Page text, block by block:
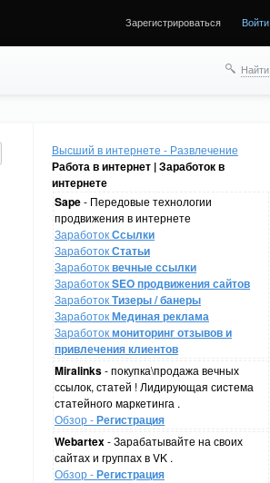
Зарегистрироваться Войти
Найти
Высший в интернете - Развлечение
Работа в интернет | Заработок в
интернете
Sape- Передовые технологии
продвижения в интернете
ЗаработокСсылки
ЗаработокСтатьи
Заработоквечные ссылки
ЗаработокSEO продвижения сайтов
ЗаработокТизеры / банеры
ЗаработокМединая реклама
Заработокмониторинг отзывов и
привлечения клиентов
Miralinks- покупка\продажа вечных
ссылок, статей ! Лидирующая система
статейного маркетинга .
Обзор -Регистрация
Webartex- Зарабатывайте на своих
сайтах и группах в VK .
Обзор -Регистрация